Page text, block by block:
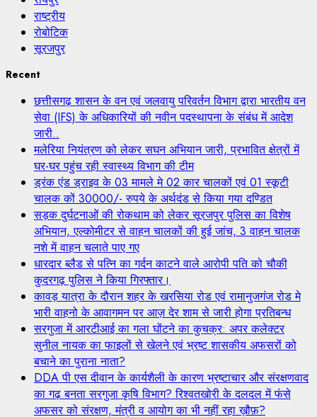
राष्ट्रीय
रोबोटिक
सूरजपुर
Recent
छत्तीसगढ़ शासन के वन एवं जलवायु परिवर्तन विभाग द्वारा भारतीय वन
सेवा (IFS) के अधिकारियों की नवीन पदस्थापना के संबंध में आदेश
जारी..
मलेरिया नियंत्रण को लेकर सघन अभियान जारी, प्रभावित क्षेत्रों में
घर-घर पहुंच रही स्वास्थ्य विभाग की टीम
ड्रंक एंड ड्राइव के 03 मामले मे 02 कार चालकों एवं 01 स्कूटी
चालक कों 30000/- रुपये के अर्थदंड से किया गया दण्डित
सड़क दुर्घटनाओं की रोकथाम को लेकर सूरजपुर पुलिस का विशेष
अभियान, एल्कोमीटर से वाहन चालकों की हुई जांच, 3 वाहन चालक
नशे में वाहन चलाते पाए गए
धारदार ब्लैड से पत्नि का गर्दन काटने वाले आरोपी पति को चौकी
कुदरगढ़ पुलिस ने किया गिरफ्तार।
कावड़ यात्रा के दौरान शहर के खरसिया रोड एवं रामानुजगंज रोड मे
भारी वाहनो के आवागमन पर आज़ देर शाम से जारी होगा प्रतिबन्ध
सरगुजा में आरटीआई का गला घोंटने का कुचक्र: अपर कलेक्टर
सुनील नायक का फाइलों से खेलने एवं भ्रष्ट शासकीय अफसरों को
बचाने का पुराना नाता?
DDA पी एस दीवान के कार्यशैली के कारण भ्रष्टाचार और संरक्षणवाद
का गढ़ बनता सरगुजा कृषि विभाग? रिश्वतखोरी के दलदल में फंसे
अफसर को संरक्षण, मंत्री व आयोग का भी नहीं रहा ख़ौफ़?